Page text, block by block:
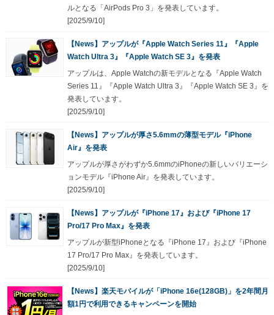
ルとなる「AirPods Pro 3」を発表しています。
[2025/9/10]
【News】アップルが『Apple Watch Series 11』『Apple
Watch Ultra 3』『Apple Watch SE 3』を発表
アップルは、Apple Watchの新モデルとなる『Apple Watch
Series 11』『Apple Watch Ultra 3』『Apple Watch SE 3』を
発表しています。
[2025/9/10]
【News】アップルが厚さ5.6mmの薄型モデル『iPhone
Air』を発表
アップルが厚さがわずか5.6mmのiPhoneの新しいバリエーシ
ョンモデル『iPhone Air』を発表しています。
[2025/9/10]
【News】アップルが『iPhone 17』および『iPhone 17
Pro/17 Pro Max』を発表
アップルが新型iPhoneとなる『iPhone 17』および『iPhone
17 Pro/17 Pro Max』を発表しています。
[2025/9/10]
【News】楽天モバイルが「iPhone 16e(128GB)」を2年間月
額1円で利用できるキャンペーンを開始